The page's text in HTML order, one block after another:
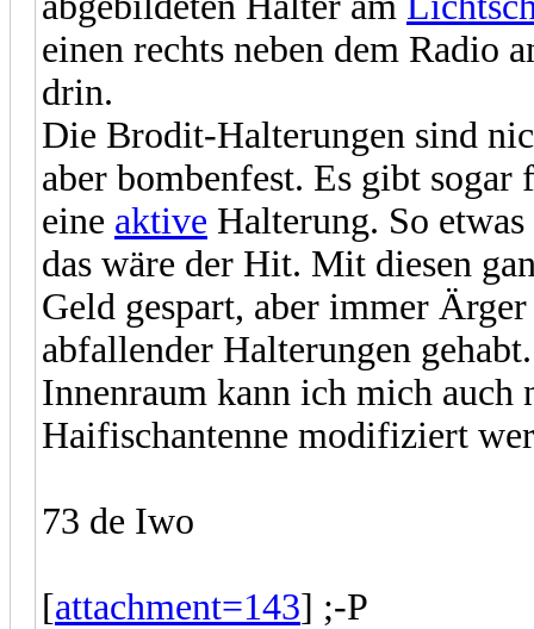
einen rechts neben dem Radio
drin.
Die Brodit-Halterungen sind
aber bombenfest. Es gibt
eine aktive Halterung. So
das wäre der Hit. Mit diesen
Geld gespart, aber immer
abfallender Halterungen
Innenraum kann ich mich auch
Haifischantenne modifiziert
73 de Iwo
[attachment=143] ;-P